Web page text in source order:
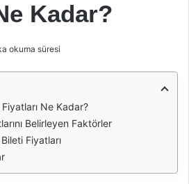
Kadar?
okuma süresi
Ne Kadar?
Belirleyen Faktörler
Fiyatları